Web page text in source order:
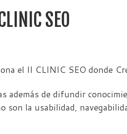
SEO
el II CLINIC SEO donde
además de difundir
son la usabilidad,